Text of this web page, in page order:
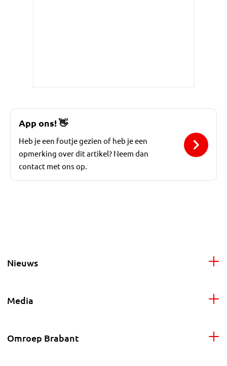
App ons!👋
Heb je een foutje gezien of heb je een
opmerking over dit artikel? Neem dan
contact met ons op.
Nieuws
Media
Omroep Brabant